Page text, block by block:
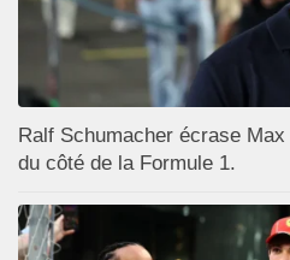
Ralf Schumacher écrase
du côté de la Formule 1.